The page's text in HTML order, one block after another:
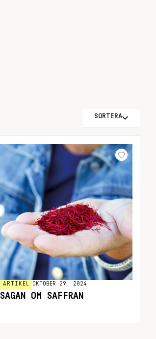
SORTERA
ARTIKEL OKTOBER 29, 2024
SAGAN OM SAFFRAN